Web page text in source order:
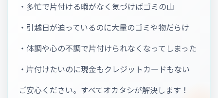
・多忙で片付ける暇がなく気づけばゴミの山
・引越日が迫っているのに大量のゴミや物だらけ
・体調や心の不調で片付けられなくなってしまった
・片付けたいのに現金もクレジットカードもない
ご安心ください。すべてオカタシが解決します！